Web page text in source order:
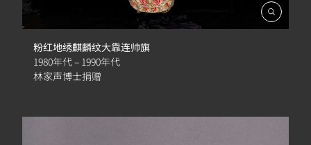
開
啟
粉红地绣麒麟纹大靠连帅旗
1980年代 – 1990年代
林家声博士捐赠